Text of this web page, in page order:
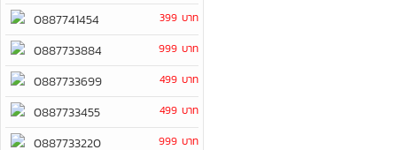
0887741454 399 บาท
0887733884 999 บาท
0887733699 499 บาท
0887733455 499 บาท
0887733220 999 บาท